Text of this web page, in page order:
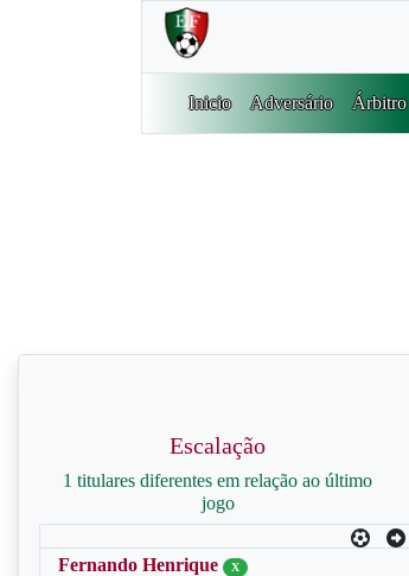
Inicio Adversário Árbitro
Escalação
1 titulares diferentes em relação ao último
jogo
Fernando Henrique X